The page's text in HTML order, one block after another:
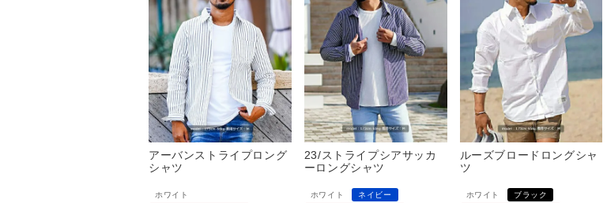
アーバンストライプロング
シャツ
ホワイト
23/ストライプシアサッカ
ーロングシャツ
ホワイト
ネイビー
ルーズブロードロングシャ
ツ
ホワイト
ブラック